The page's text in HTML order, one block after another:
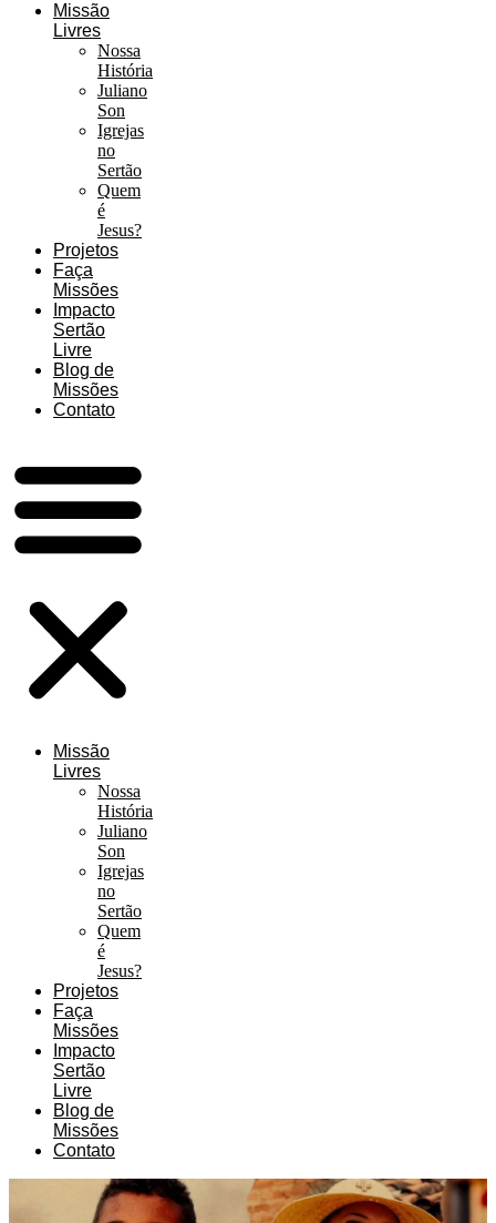
Missão
Livres
Nossa
História
Juliano
Son
Igrejas
no
Sertão
Quem
é
Jesus?
Projetos
Faça
Missões
Impacto
Sertão
Livre
Blog de
Missões
Contato
Missão
Livres
Nossa
História
Juliano
Son
Igrejas
no
Sertão
Quem
é
Jesus?
Projetos
Faça
Missões
Impacto
Sertão
Livre
Blog de
Missões
Contato